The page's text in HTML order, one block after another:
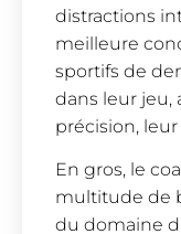
distractions
meilleure
sportifs de
dans leur jeu,
précision,
En gros, le
multitude de
du domaine